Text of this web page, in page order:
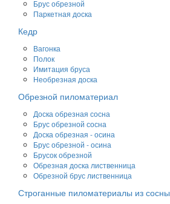
Брус обрезной
Паркетная доска
Кедр
Вагонка
Полок
Имитация бруса
Необрезная доска
Обрезной пиломатериал
Доска обрезная сосна
Брус обрезной сосна
Доска обрезная - осина
Брус обрезной - осина
Брусок обрезной
Обрезная доска лиственница
Обрезной брус лиственница
Строганные пиломатериалы из сосны